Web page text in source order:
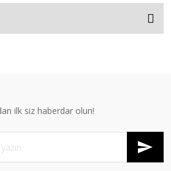
ilk siz haberdar olun!